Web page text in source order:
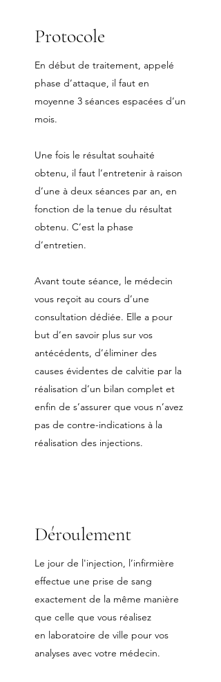
Protocole
En début de traitement, appelé
phase d’attaque, il faut en
moyenne 3 séances espacées d’un
mois.
Une fois le résultat souhaité
obtenu, il faut l’entretenir à raison
d’une à deux séances par an, en
fonction de la tenue du résultat
obtenu. C’est la phase
d’entretien.
Avant toute séance, le médecin
vous reçoit au cours d’une
consultation dédiée. Elle a pour
but d’en savoir plus sur vos
antécédents, d’éliminer des
causes évidentes de calvitie par la
réalisation d’un bilan complet et
enfin de s’assurer que vous n’avez
pas de contre-indications à la
réalisation des injections.
Déroulement
Le jour de l'injection, l’infirmière
effectue une prise de sang
exactement de la même manière
que celle que vous réalisez
en laboratoire de ville pour vos
analyses avec votre médecin.